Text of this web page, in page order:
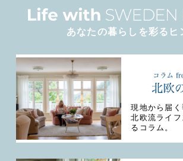
あなたの暮らしを彩るヒ
現地から届く
北欧流ライ
るコラム。